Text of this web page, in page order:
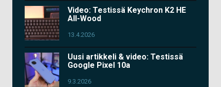
Video: Testissä Keychron K2 HE
All-Wood
13.4.2026
Uusi artikkeli & video: Testissä
Google Pixel 10a
9.3.2026